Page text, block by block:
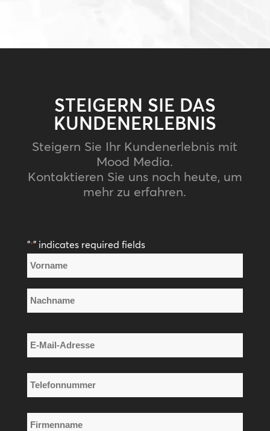
STEIGERN SIE DAS
KUNDENERLEBNIS
Steigern Sie Ihr Kundenerlebnis mit
Mood Media.
Kontaktieren Sie uns noch heute, um
mehr zu erfahren.
"*" indicates required fields
Name
*
E-
Mail-
Adresse
Telefonnummer
*
Firmenname